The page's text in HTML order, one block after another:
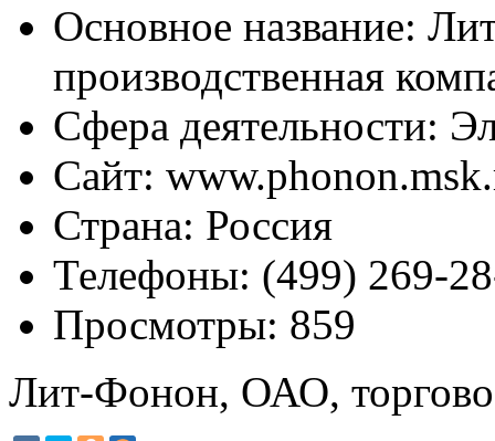
Основное название:
производственная
Сфера деятельности:
Сайт:
Страна: Россия
Телефоны: (499) 269-
Просмотры: 859
Лит-Фонон, ОАО,